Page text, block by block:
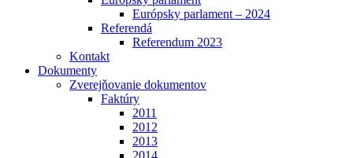
Európsky parlament – 2024
Referendá
Referendum 2023
Kontakt
Dokumenty
Zverejňovanie dokumentov
Faktúry
2011
2012
2013
2014